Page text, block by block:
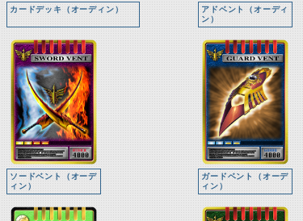
カードデッキ（オーディン）
アドベント（オーディ
ン）
ソードベント（オーデ
ィン）
ガードベント（オーデ
ィン）